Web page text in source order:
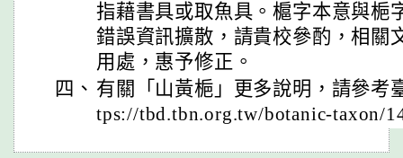
指藉書具或取魚具。槴字本意與梔
錯誤資訊擴散，請貴校參酌，相關
用處，惠予修正。
四、 有關「山黃梔」更多說明，請參考
tps://tbd.tbn.org.tw/botanic-taxon/